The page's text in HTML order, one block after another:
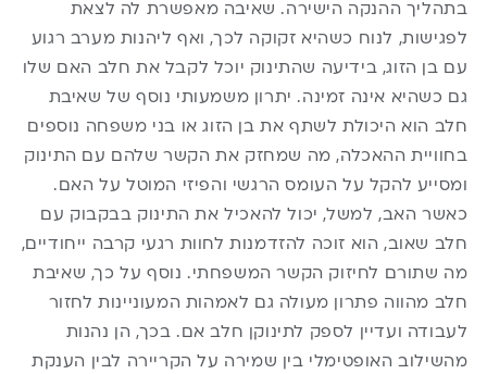
בתהליך ההנקה הישירה. שאיבה מאפשרת לה לצאת
לפגישות, לנוח כשהיא זקוקה לכך, ואף ליהנות מערב רגוע
עם בן הזוג, בידיעה שהתינוק יוכל לקבל את חלב האם שלו
גם כשהיא אינה זמינה. יתרון משמעותי נוסף של שאיבת
חלב הוא היכולת לשתף את בן הזוג או בני משפחה נוספים
בחוויית ההאכלה, מה שמחזק את הקשר שלהם עם התינוק
ומסייע להקל על העומס הרגשי והפיזי המוטל על האם.
כאשר האב, למשל, יכול להאכיל את התינוק בבקבוק עם
חלב שאוב, הוא זוכה להזדמנות לחוות רגעי קרבה ייחודיים,
מה שתורם לחיזוק הקשר המשפחתי. נוסף על כך, שאיבת
חלב מהווה פתרון מעולה גם לאמהות המעוניינות לחזור
לעבודה ועדיין לספק לתינוקן חלב אם. בכך, הן נהנות
מהשילוב האופטימלי בין שמירה על הקריירה לבין הענקת